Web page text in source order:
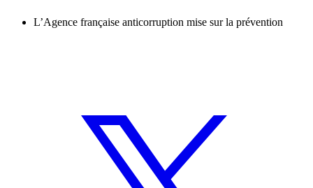
L’Agence française anticorruption mise sur la prévention